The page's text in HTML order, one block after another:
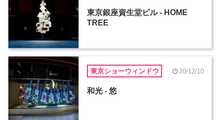
東京銀座資生堂ビル - HOME
TREE
東京ショーウィンドウ 20/12/10
和光 - 悠